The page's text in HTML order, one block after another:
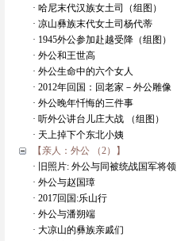
· 哈尼末代汉族女土司（组图）
· 凉山彝族末代女土司杨代蒂
· 1945外公参加赴越受降（组图）
· 外公和王世高
· 外公生命中的六个女人
· 2012年回国：回老家－外公雕像
· 外公晚年忏悔的三件事
· 听外公讲台儿庄大战 （组图）
· 天上掉下个东北小姨
【亲人：外公 （2）】
· 旧照片: 外公与同被统战国军将领
· 外公与赵国璋
· 2017回国:乐山行
· 外公与潘朔端
· 大凉山的彝族亲戚们